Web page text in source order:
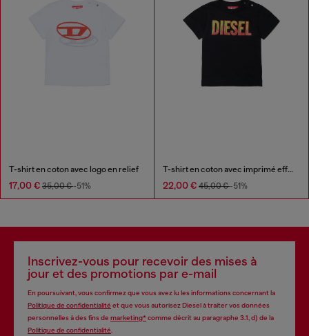
T-shirt en coton avec logo en relief
17,00 € 35,00 €-51%
T-shirt en coton avec imprimé effet feu
22,00 € 45,00 €-51%
Inscrivez-vous pour recevoir des mises à
jour et des promotions par e-mail
En poursuivant, vous confirmez que vous avez lu les informations concernant la
Politique de confidentialité et que vous autorisez Diesel à traiter vos données
personnelles à des fins de marketing*comme décrit au paragraphe 3.1, d) de la
Politique de confidentialité